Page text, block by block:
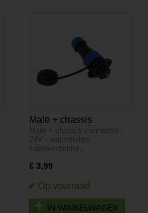
Male + chassis
connector - 24V -
waterdichte
aderig - IP68
Male + chassis connector -
24V - waterdichte
kabelverbinder…
€ 3,99
IN WINKELWAGEN